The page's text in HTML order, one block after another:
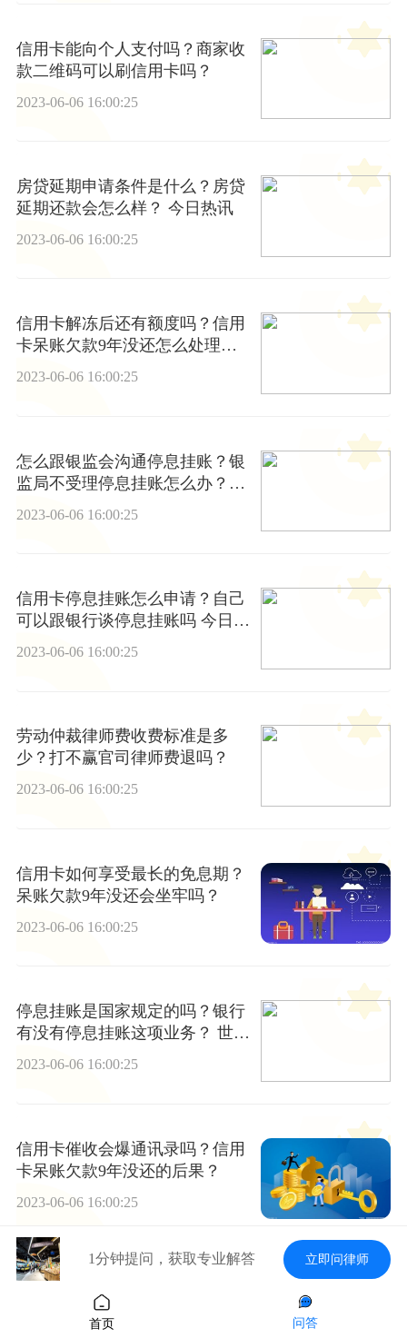
信用卡能向个人支付吗？商家收
款二维码可以刷信用卡吗？
2023-06-06 16:00:25
房贷延期申请条件是什么？房贷
延期还款会怎么样？ 今日热讯
2023-06-06 16:00:25
信用卡解冻后还有额度吗？信用
卡呆账欠款9年没还怎么处理？
今日播报
2023-06-06 16:00:25
怎么跟银监会沟通停息挂账？银
监局不受理停息挂账怎么办？_
2023-06-06 16:00:25
信用卡停息挂账怎么申请？自己
可以跟银行谈停息挂账吗 今日要
闻
2023-06-06 16:00:25
劳动仲裁律师费收费标准是多
少？打不赢官司律师费退吗？
2023-06-06 16:00:25
信用卡如何享受最长的免息期？
呆账欠款9年没还会坐牢吗？
2023-06-06 16:00:25
停息挂账是国家规定的吗？银行
有没有停息挂账这项业务？ 世界
热推荐
2023-06-06 16:00:25
信用卡催收会爆通讯录吗？信用
卡呆账欠款9年没还的后果？
2023-06-06 16:00:25
银行房贷可以延期吗？房贷可以
申请延期一年吗？
1分钟提问，获取专业解答 立即问律师
首页 问答